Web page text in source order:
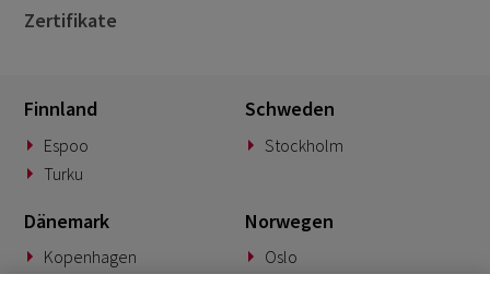
Zertifikate
Finnland
Espoo
Turku
Schweden
Stockholm
Dänemark
Kopenhagen
Norwegen
Oslo